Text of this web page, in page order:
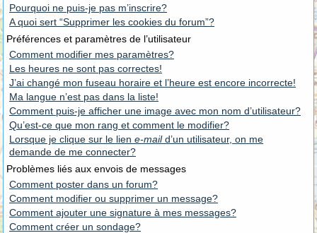
Pourquoi ne puis-je pas m’inscrire?
A quoi sert “Supprimer les cookies du forum”?
Préférences et paramètres de l’utilisateur
Comment modifier mes paramètres?
Les heures ne sont pas correctes!
J’ai changé mon fuseau horaire et l’heure est encore incorrecte!
Ma langue n’est pas dans la liste!
Comment puis-je afficher une image avec mon nom d’utilisateur?
Qu’est-ce que mon rang et comment le modifier?
Lorsque je clique sur le lien e-maild’un utilisateur, on me
demande de me connecter?
Problèmes liés aux envois de messages
Comment poster dans un forum?
Comment modifier ou supprimer un message?
Comment ajouter une signature à mes messages?
Comment créer un sondage?